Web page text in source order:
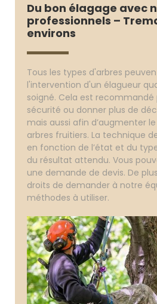
Du bon élagage avec
professionnels –
environs
Tous les types d'arbres
l'intervention d'un élagueur
soigné. Cela est recommandé
sécurité ou donner plus de
mais aussi afin d’augmenter
arbres fruitiers. La technique
en fonction de l’état et du
du résultat attendu. Vous
une demande de devis. De
droits de demander à notre
méthodes à utiliser.